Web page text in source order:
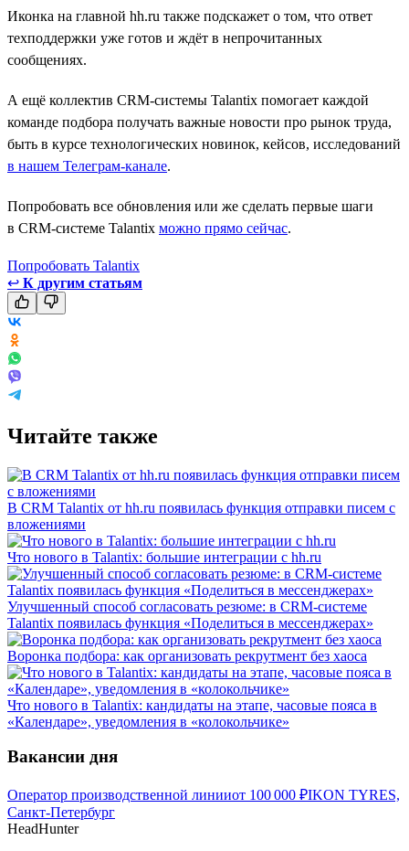
Иконка на главной hh.ru также подскажет о том, что ответ
техподдержки уже готов и ждёт в непрочитанных
сообщениях.
А ещё коллектив CRM-системы Talantix помогает каждой
команде подбора получать важные новости про рынок труда,
быть в курсе технологических новинок, кейсов, исследований
в нашем Телеграм-канале.
Попробовать все обновления или же сделать первые шаги
в CRM-системе Talantix можно прямо сейчас.
Попробовать Talantix
↩ К другим статьям
Читайте также
В CRM Talantix от hh.ru появилась функция отправки писем с
вложениями
Что нового в Talantix: большие интеграции с hh.ru
Улучшенный способ согласовать резюме: в CRM-системе
Talantix появилась функция «Поделиться в мессенджерах»
Воронка подбора: как организовать рекрутмент без хаоса
Что нового в Talantix: кандидаты на этапе, часовые пояса в
«Календаре», уведомления в «колокольчике»
Вакансии дня
Оператор производственной линииот 100 000 ₽IKON TYRES,
Санкт-Петербург
HeadHunter